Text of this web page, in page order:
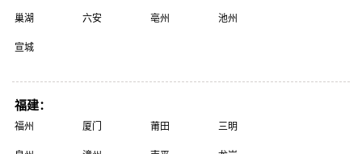
巢湖 六安 亳州 池州
宣城
福建：
福州 厦门 莆田 三明